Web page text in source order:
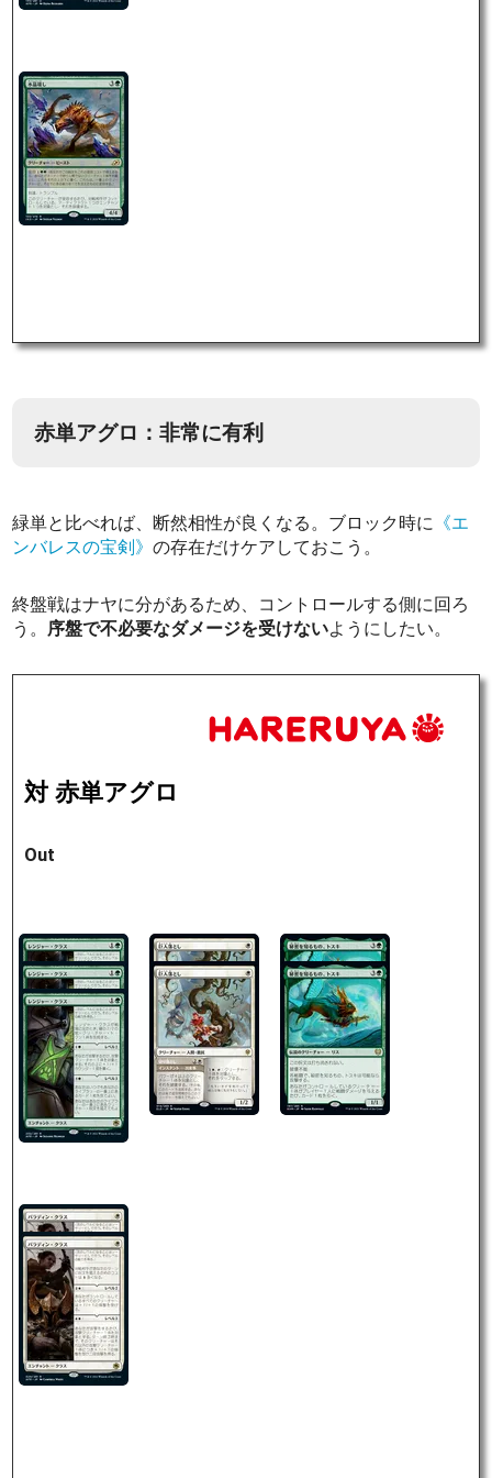
赤単アグロ：非常に有利
緑単と比べれば、断然相性が良くなる。ブロック時に 《エ
ンバレスの宝剣》の存在だけケアしておこう。
終盤戦はナヤに分があるため、コントロールする側に回ろ
う。 序盤で不必要なダメージを受けないようにしたい。
対 赤単アグロ
Out